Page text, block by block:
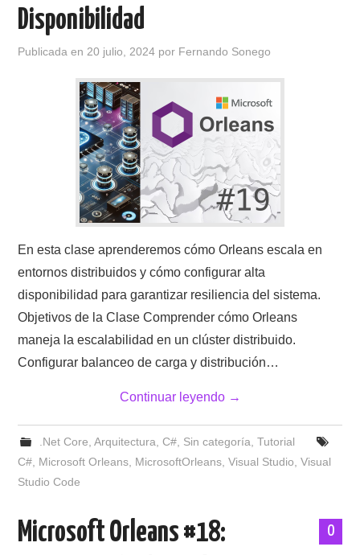
Disponibilidad
Publicada en20 julio, 2024 por Fernando Sonego
En esta clase aprenderemos cómo Orleans escala en
entornos distribuidos y cómo configurar alta
disponibilidad para garantizar resiliencia del sistema.
Objetivos de la Clase Comprender cómo Orleans
maneja la escalabilidad en un clúster distribuido.
Configurar balanceo de carga y distribución…
Continuar leyendo →
.Net Core, Arquitectura, C#, Sin categoría, Tutorial
C#, Microsoft Orleans, MicrosoftOrleans,Visual Studio,Visual
Studio Code
0
Microsoft Orleans #18: